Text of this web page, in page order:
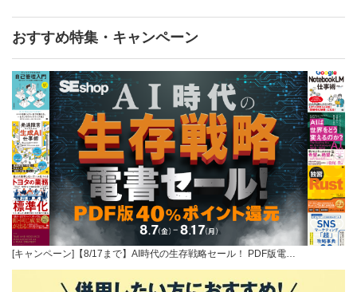
おすすめ特集・キャンペーン
[キャンペーン]【8/17まで】AI時代の生存戦略セール！ PDF版電…